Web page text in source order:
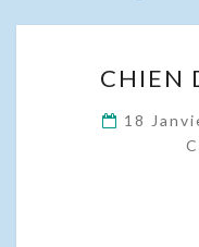
CHIEN
18